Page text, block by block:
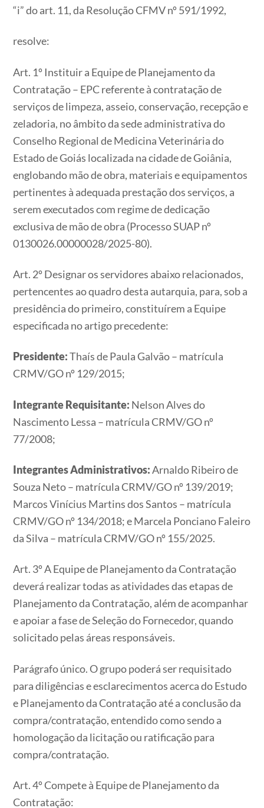
“i” do art. 11, da Resolução CFMV nº 591/1992,
resolve:
Art. 1º Instituir a Equipe de Planejamento da
Contratação – EPC referente à contratação de
serviços de limpeza, asseio, conservação, recepção e
zeladoria, no âmbito da sede administrativa do
Conselho Regional de Medicina Veterinária do
Estado de Goiás localizada na cidade de Goiânia,
englobando mão de obra, materiais e equipamentos
pertinentes à adequada prestação dos serviços, a
serem executados com regime de dedicação
exclusiva de mão de obra (Processo SUAP nº
0130026.00000028/2025-80).
Art. 2º Designar os servidores abaixo relacionados,
pertencentes ao quadro desta autarquia, para, sob a
presidência do primeiro, constituírem a Equipe
especificada no artigo precedente:
Presidente:Thaís de Paula Galvão – matrícula
CRMV/GO nº 129/2015;
Integrante Requisitante: Nelson Alves do
Nascimento Lessa – matrícula CRMV/GO nº
77/2008;
Integrantes Administrativos:Arnaldo Ribeiro de
Souza Neto – matrícula CRMV/GO nº 139/2019;
Marcos Vinícius Martins dos Santos – matrícula
CRMV/GO nº 134/2018; e Marcela Ponciano Faleiro
da Silva – matrícula CRMV/GO nº 155/2025.
Art. 3º A Equipe de Planejamento da Contratação
deverá realizar todas as atividades das etapas de
Planejamento da Contratação, além de acompanhar
e apoiar a fase de Seleção do Fornecedor, quando
solicitado pelas áreas responsáveis.
Parágrafo único. O grupo poderá ser requisitado
para diligências e esclarecimentos acerca do Estudo
e Planejamento da Contratação até a conclusão da
compra/contratação, entendido como sendo a
homologação da licitação ou ratificação para
compra/contratação.
Art. 4º Compete à Equipe de Planejamento da
Contratação: